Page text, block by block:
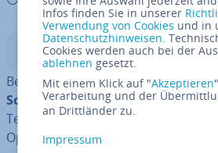
In­halts­ver­zeich­nis
Benötigen Sie ein anderes
Son­der­zei­chennutzen zu können –
Texte in einer fremden Sprache?
Option, diese per „Son­der­zei­chen
Infos finden Sie in unserer
Verwendung von Cookies und in
Datenschutzhinweisen.
Cookies werden auch bei der
ablehnen gesetzt.
Mit einem Klick auf "Akzeptieren
Verarbeitung und der
an Drittländer zu.
Impressum